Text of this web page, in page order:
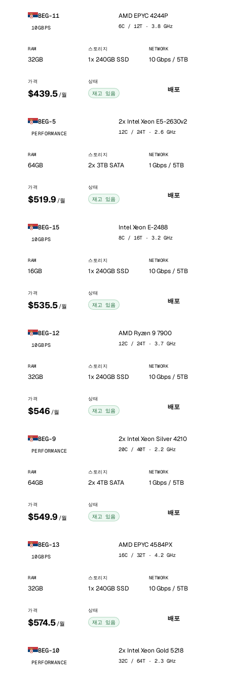
BEG-11
10GBPS
AMD EPYC 4244P
6C / 12T · 3.8 GHz
RAM
32GB
스토리지
1x 240GB SSD
NETWORK
10 Gbps / 5TB
가격
$439.5 /월
상태
재고 있음 배포
BEG-5
PERFORMANCE
2x Intel Xeon E5-2630v2
12C / 24T · 2.6 GHz
RAM
64GB
스토리지
2x 3TB SATA
NETWORK
1 Gbps / 5TB
가격
$519.9 /월
상태
재고 있음 배포
BEG-15
10GBPS
Intel Xeon E-2488
8C / 16T · 3.2 GHz
RAM
16GB
스토리지
1x 240GB SSD
NETWORK
10 Gbps / 5TB
가격
$535.5 /월
상태
재고 있음 배포
BEG-12
10GBPS
AMD Ryzen 9 7900
12C / 24T · 3.7 GHz
RAM
32GB
스토리지
1x 240GB SSD
NETWORK
10 Gbps / 5TB
가격
$546 /월
상태
재고 있음 배포
BEG-9
PERFORMANCE
2x Intel Xeon Silver 4210
20C / 40T · 2.2 GHz
RAM
64GB
스토리지
2x 4TB SATA
NETWORK
1 Gbps / 5TB
가격
$549.9 /월
상태
재고 있음 배포
BEG-13
10GBPS
AMD EPYC 4584PX
16C / 32T · 4.2 GHz
RAM
32GB
스토리지
1x 240GB SSD
NETWORK
10 Gbps / 5TB
가격
$574.5 /월
상태
재고 있음 배포
BEG-10
PERFORMANCE
2x Intel Xeon Gold 5218
32C / 64T · 2.3 GHz